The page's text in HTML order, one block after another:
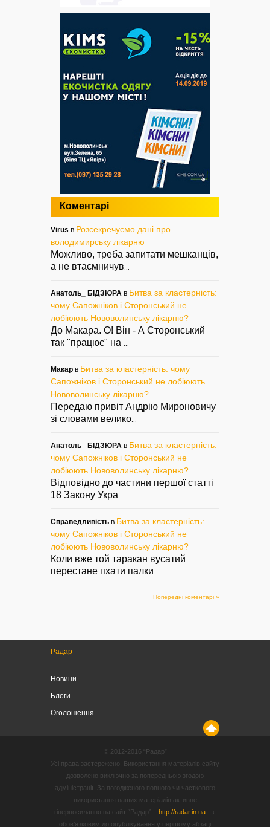
Коментарі
Virus в Розсекречуємо дані про
володимирську лікарню
Можливо, треба запитати мешканців,
а не втаємничув
Анатоль_ БІДЗЮРА в Битва за кластерність:
чому Сапожніков і Сторонський не
лобіюють Нововолинську лікарню?
До Макара. О! Він - А Сторонський
так "працює" на
Макар в Битва за кластерність: чому
Сапожніков і Сторонський не лобіюють
Нововолинську лікарню?
Передаю привіт Андрію Мироновичу
зі словами велико
Анатоль_ БІДЗЮРА в Битва за кластерність:
чому Сапожніков і Сторонський не
лобіюють Нововолинську лікарню?
Відповідно до частини першої статті
18 Закону Укра
Справедливість в Битва за кластерність:
чому Сапожніков і Сторонський не
лобіюють Нововолинську лікарню?
Коли вже той таракан вусатий
перестане пхати палки
Попередні коментарі »
Радар
Новини
Блоги
Оголошення
© 2012-2016 “Радар”
Усі права застережено. Використання матеріалів сайту
дозволено виключно за попередньою згодою
адміністрації. За погодженого повного чи часткового
використання наших матеріалів активне
гіперпосилання на сайт “Радар” – http://radar.in.ua– є
обов’язковим до опублікування у першому абзаці